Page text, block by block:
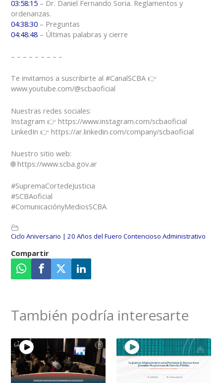
03:58:15 – Dr. Daniel Fernando Soria. Reglamentos y
ordenanzas.
04:38:30 – Preguntas
04:48:48 – Últimas palabras y cierre
– – – – – – – – –
Te invitamos a suscribirte al #CanalSCBA 👉
www.youtube.com/@scbaoficial
Nuestras redes sociales:
Instagram 👉 https://www.instagram.com/scbaoficial
LinkedIn 👉 https://ar.linkedin.com/company/scbaoficial
Nuestro sitio web:
🌐 https://www.scba.gov.ar
#SupremaCortedeJusticia
#SCBAoficial
#ComunicaciónyMediosSCBA
Ciclo Aniversario | 20 Años del Fuero Contencioso Administrativo